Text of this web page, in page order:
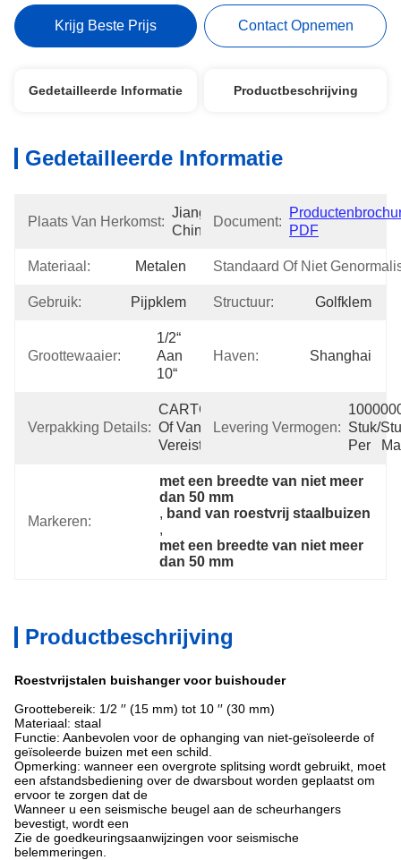
Krijg Beste Prijs Contact Opnemen
Gedetailleerde Informatie Productbeschrijving
Gedetailleerde Informatie
Plaats Van Herkomst:
Jiangsu,
China
Document:
PDF
Materiaal: Metalen Standaard Of Niet
Gebruik: Pijpklem Structuur: Golfklem
Groottewaaier:
1/2“
Aan
10“
Haven: Shanghai
Verpakking Details:
CARTON+PALLET,
Of Vanaf Uw
Vereiste.
Levering Vermogen: Stuk/
Per
Markeren:
met een breedte van niet meer
dan 50 mm
, band van roestvrij staalbuizen
,
met een breedte van niet meer
dan 50 mm
Productbeschrijving
Roestvrijstalen buishanger voor buishouder
Groottebereik: 1/2 ′′ (15 mm) tot 10 ′′ (30 mm)
Materiaal: staal
Functie: Aanbevolen voor de ophanging van niet-geïsoleerde of
geïsoleerde buizen met een schild.
Opmerking: wanneer een overgrote splitsing wordt gebruikt, moet
een afstandsbediening over de dwarsbout worden geplaatst om
ervoor te zorgen dat de
Wanneer u een seismische beugel aan de scheurhangers
bevestigt, wordt een
Zie de goedkeuringsaanwijzingen voor seismische
belemmeringen.